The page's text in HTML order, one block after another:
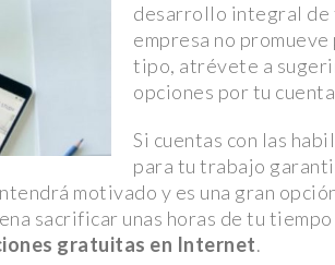
de
en el
realidad
en
desarrollo integral de
empresa no
tipo, atrévete a
opciones por tu
Si cuentas con las
para tu trabajo
motivado y es una gran
sacrificar unas horas de tu
gratuitas en Internet.